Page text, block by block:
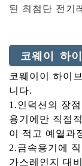
된 최첨단 전기
코웨이 하
코웨이이 하이
니다.
1.인덕션의 장
용기에만 직접
이 적고 예열과
2.금속용기에
가스레인지 대